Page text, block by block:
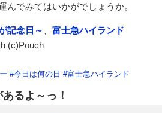
んでみてはいかがでしょうか。
記念日～
富士急ハイランド
(c)Pouch
#今日は何の日 #富士急ハイランド
るよ～っ！